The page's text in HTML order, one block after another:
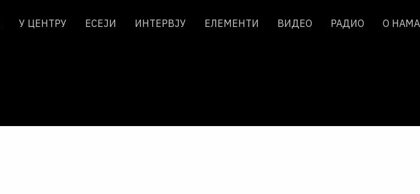
У ЦЕНТРУ ЕСЕЈИ ИНТЕРВЈУ ЕЛЕМЕНТИ ВИДЕО РАДИО О НАМА